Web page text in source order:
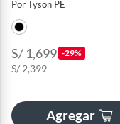
Por Tyson PE
S/ 1,699 -29%
S/ 2,399
Agregar